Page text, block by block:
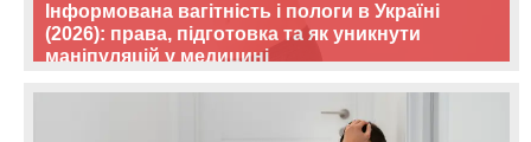
Інформована вагітність і пологи в Україні
(2026): права, підготовка та як уникнути
маніпуляцій у медицині